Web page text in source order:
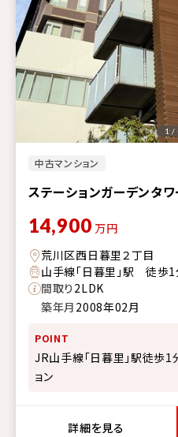
中古マンション
ステーションガーデンタワ
1 /
14,900 万円
荒川区西日暮里２丁目
山手線「日暮里」駅 徒歩
間取り2LDK
築年月 2008年02月
POINT
JR山手線「日暮里」駅徒歩1
ョン
詳細を見る